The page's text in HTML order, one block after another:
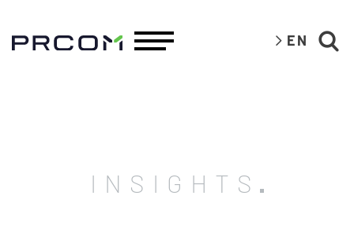
EN
INSIGHTS